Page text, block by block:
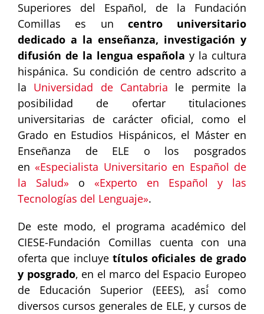
Superiores del Español, de la Fundación
Comillas es un centro universitario
dedicado a la enseñanza, investigación y
difusión de la lengua española y la cultura
hispánica. Su condición de centro adscrito a
la Universidad de Cantabria le permite la
posibilidad de ofertar titulaciones
universitarias de carácter oficial, como el
Grado en Estudios Hispánicos, el Máster en
Enseñanza de ELE o los posgrados
en«Especialista Universitario en Español de
la Salud» o «Experto en Español y las
Tecnologías del Lenguaje».
De este modo, el programa académico del
CIESE-Fundación Comillas cuenta con una
oferta que incluyetítulos oficiales de grado
y posgrado, en el marco del Espacio Europeo
de Educación Superior (EEES), así́ como
diversos cursos generales de ELE, y cursos de